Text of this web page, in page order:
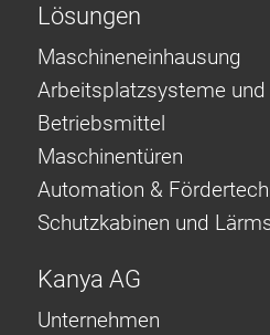
Lösungen
Maschineneinhausung
Arbeitsplatzsysteme
Betriebsmittel
Maschinentüren
Automation &
Schutzkabinen und
Kanya AG
Unternehmen